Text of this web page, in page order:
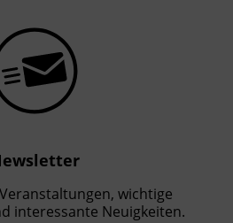
wichtige
interessante Neuigkeiten.